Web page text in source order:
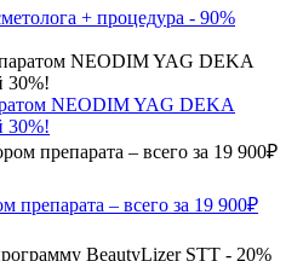
+ процедура - 90%
NEODIM YAG DEKA
30%!
препарата – всего за 19 900₽